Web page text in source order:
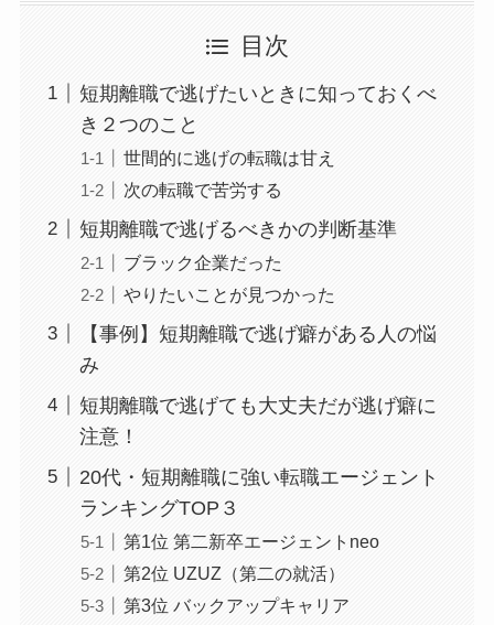
目次
短期離職で逃げたいときに知っておくべ
き２つのこと
世間的に逃げの転職は甘え
次の転職で苦労する
短期離職で逃げるべきかの判断基準
ブラック企業だった
やりたいことが見つかった
【事例】短期離職で逃げ癖がある人の悩
み
短期離職で逃げても大丈夫だが逃げ癖に
注意！
20代・短期離職に強い転職エージェント
ランキングTOP３
第1位 第二新卒エージェントneo
第2位 UZUZ（第二の就活）
第3位 バックアップキャリア